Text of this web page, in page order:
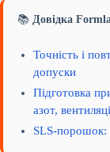
📚 Довідка
Точність і
допуски
Підготовка
азот,
SLS-порошок: